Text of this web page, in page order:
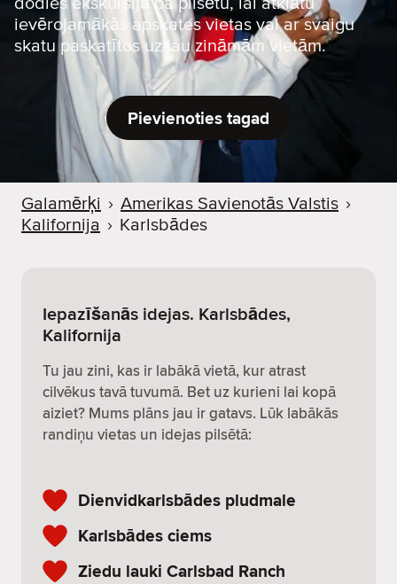
dodies ekskursijā pa pilsētu, lai atklātu
ievērojamākās apskates vietas vai ar svaigu
skatu paskatītos uz jau zināmām vietām.
Pievienoties tagad
Galamērķi › Amerikas Savienotās Valstis ›
Kalifornija › Karlsbādes
Iepazīšanās idejas. Karlsbādes,
Kalifornija
Tu jau zini, kas ir labākā vietā, kur atrast
cilvēkus tavā tuvumā. Bet uz kurieni lai kopā
aiziet? Mums plāns jau ir gatavs. Lūk labākās
randiņu vietas un idejas pilsētā:
Dienvidkarlsbādes pludmale
Karlsbādes ciems
Ziedu lauki Carlsbad Ranch